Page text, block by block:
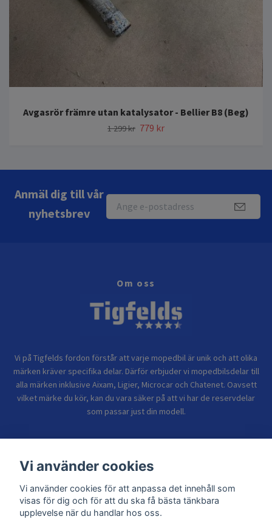
Avgasrör främre utan katalysator - Bellier B8 (Beg)
1 299 kr 779 kr
Anmäl dig till vår
nyhetsbrev
Om oss
Vi på Tigfelds fordon förstår att varje mopedbil är unik och att olika
märken kräver specifika delar. Därför erbjuder vi mopedbilsdelar till
alla märken inklusive Aixam, Ligier, Microcar och Chatenet. Oavsett
vilket märke du kör, kan du vara säker på att vi har de reservdelar
som passar just din modell.
Sidor
Vi använder cookies
Vi använder cookies för att anpassa det innehåll som
visas för dig och för att du ska få bästa tänkbara
upplevelse när du handlar hos oss.